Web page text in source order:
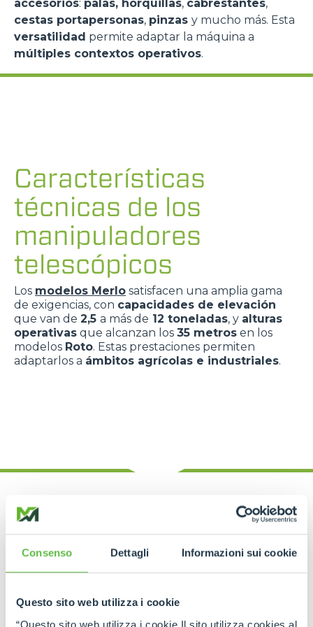
Consenso Dettagli Informazioni sui cookie
Questo sito web utilizza i cookie
“Questo sito web utilizza i cookie Il sito utilizza cookies al
accesorios: palas, horquillas, cabrestantes,
cestas portapersonas, pinzas y mucho más. Esta
versatilidad permite adaptar la máquina a
múltiples contextos operativos.
Características
técnicas de los
manipuladores
telescópicos
Los modelos Merlo satisfacen una amplia gama
de exigencias, con capacidades de elevación
que van de 2,5 a más de 12 toneladas, y alturas
operativas que alcanzan los 35 metros en los
modelos Roto. Estas prestaciones permiten
adaptarlos a ámbitos agrícolas e industriales.
Estabilidad y
seguridad durante